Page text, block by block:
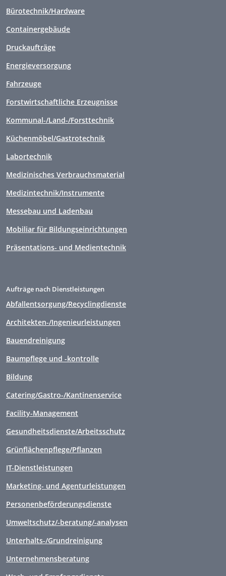
Bürotechnik/Hardware
Containergebäude
Druckaufträge
Energieversorgung
Fahrzeuge
Forstwirtschaftliche Erzeugnisse
Kommunal-/Land-/Forsttechnik
Küchenmöbel/Gastrotechnik
Labortechnik
Medizinisches Verbrauchsmaterial
Medizintechnik/Instrumente
Messebau und Ladenbau
Mobiliar für Bildungseinrichtungen
Präsentations- und Medientechnik
Aufträge nach Dienstleistungen
Abfallentsorgung/Recyclingdienste
Architekten-/Ingenieurleistungen
Bauendreinigung
Baumpflege und -kontrolle
Bildung
Catering/Gastro-/Kantinenservice
Facility-Management
Gesundheitsdienste/Arbeitsschutz
Grünflächenpflege/Pflanzen
IT-Dienstleistungen
Marketing- und Agenturleistungen
Personenbeförderungsdienste
Umweltschutz/-beratung/-analysen
Unterhalts-/Grundreinigung
Unternehmensberatung